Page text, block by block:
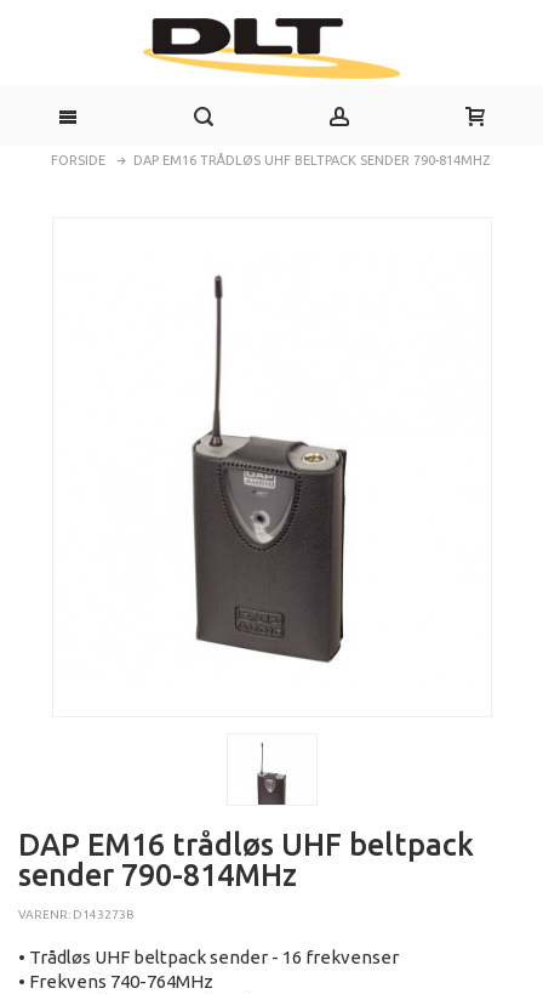
FORSIDE DAP EM16 TRÅDLØS UHF BELTPACK SENDER 790-814MHZ
DAP EM16 trådløs UHF beltpack
sender 790-814MHz
VARENR: D143273B
• Trådløs UHF beltpack sender - 16 frekvenser
• Frekvens 740-764MHz